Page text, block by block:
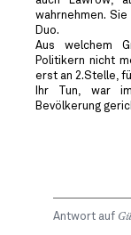
wahrnehmen.
Duo.
Aus welchem
Politikern nicht
erst an 2.Stelle,
Ihr Tun, war
Bevölkerung
Antwort auf